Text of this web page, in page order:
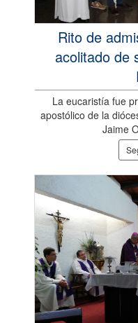
Rito de
acolitado de
La eucaristía fue
apostólico de la
Jaime